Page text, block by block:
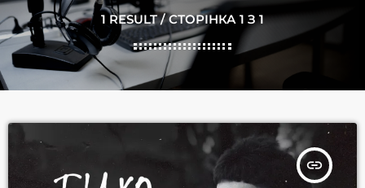
1 RESULT / СТОРІНКА 1 З 1
insert_link